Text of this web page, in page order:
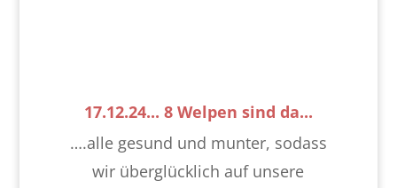
17.12.24... 8 Welpen sind da...
….alle gesund und munter, sodass
wir überglücklich auf unsere